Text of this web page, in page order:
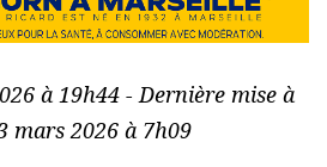
à 19h44 - Dernière mise à
mars 2026 à 7h09